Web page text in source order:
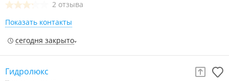
2 отзыва
Показать контакты
сегодня закрыто
Гидролюкс